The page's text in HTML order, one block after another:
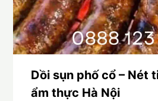
Dồi sụn phố cổ – Nét
ẩm thực Hà Nội